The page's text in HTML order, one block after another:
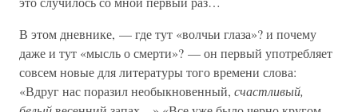
В этом дневнике, — где тут «волчьи глаза»? и почему
даже и тут «мысль о смерти»? — он первый употребляет
совсем новые для литературы того времени слова:
«Вдруг нас поразил необыкновенный, счастливый,